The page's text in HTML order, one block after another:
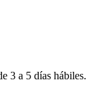
3 a 5 días hábiles.